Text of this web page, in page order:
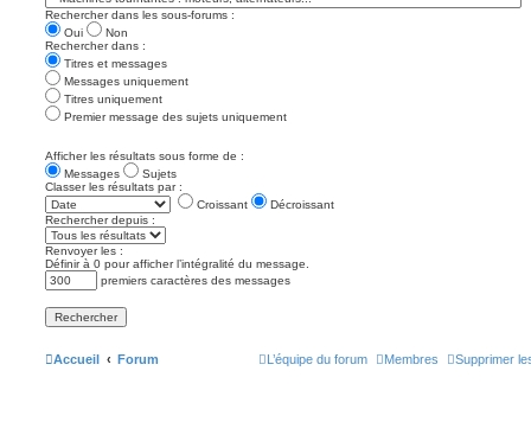
Rechercher dans les sous-forums :
Oui
Non
Rechercher dans :
Titres et messages
Messages uniquement
Titres uniquement
Premier message des sujets uniquement
Afficher les résultats sous forme de :
Messages
Sujets
Classer les résultats par :
Croissant
Décroissant
Rechercher depuis :
Renvoyer les :
Définir à 0 pour afficher l’intégralité du message.
premiers caractères des messages
Accueil Forum Supprimer
Membres
L’équipe du forum